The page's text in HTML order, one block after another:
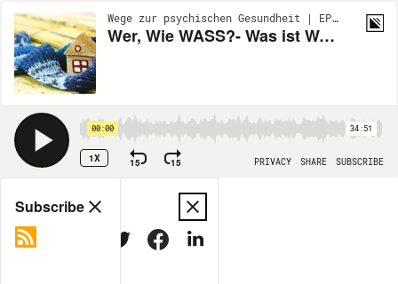
Wege zur psychischen Gesundheit | EP62
Wer, Wie WASS?- Was ist Wohnassistenz? Teil 2
00:00 34:51
1X 15 15 PRIVACY SHARE SUBSCRIBE
Share
Subscribe